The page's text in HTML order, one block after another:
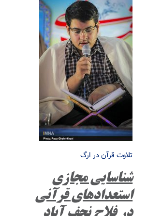
تلاوت قرآن در ارگ
شناسایی مجازی
استعدادهای قرآنی